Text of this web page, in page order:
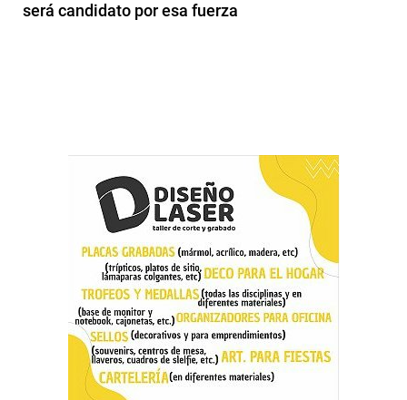
será candidato por esa fuerza